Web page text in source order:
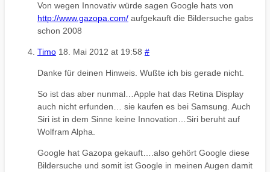
Von wegen Innovativ würde sagen Google hats von
http://www.gazopa.com/ aufgekauft die Bildersuche gabs
schon 2008
Timo 18. Mai 2012 at 19:58 #
Danke für deinen Hinweis. Wußte ich bis gerade nicht.
So ist das aber nunmal…Apple hat das Retina Display
auch nicht erfunden… sie kaufen es bei Samsung. Auch
Siri ist in dem Sinne keine Innovation…Siri beruht auf
Wolfram Alpha.
Google hat Gazopa gekauft….also gehört Google diese
Bildersuche und somit ist Google in meinen Augen damit